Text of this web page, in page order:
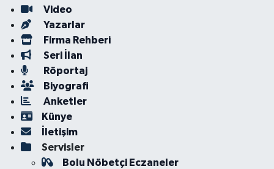
Video
Yazarlar
Firma Rehberi
Seri İlan
Röportaj
Biyografi
Anketler
Künye
İletişim
Servisler
Bolu Nöbetçi Eczaneler